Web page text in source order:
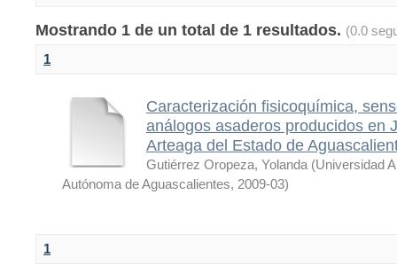
Mostrando 1 de un total de 1 resultados. (0.0
1
Caracterización fisicoquímica,
análogos asaderos producidos en
Arteaga del Estado de
Gutiérrez Oropeza, Yolanda (Universidad
Autónoma de Aguascalientes, 2009-03)
1